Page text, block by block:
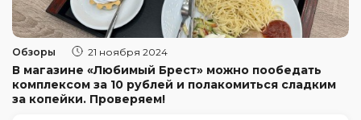
Обзоры 21 ноября 2024
В магазине «Любимый Брест» можно пообедать
комплексом за 10 рублей и полакомиться сладким
за копейки. Проверяем!